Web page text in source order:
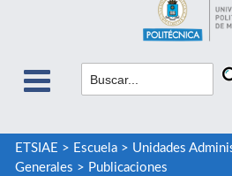
ETSIAE > Escuela> Unidades
Generales > Publicaciones